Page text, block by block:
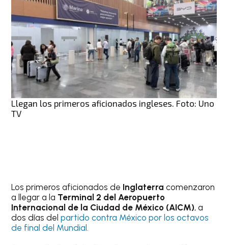
Llegan los primeros aficionados ingleses. Foto: Uno
TV
Los primeros aficionados de Inglaterra comenzaron
a llegar a la Terminal 2 del Aeropuerto
Internacional de la Ciudad de México (AICM), a
dos días delpartido contra México por los octavos
de final del Mundial.